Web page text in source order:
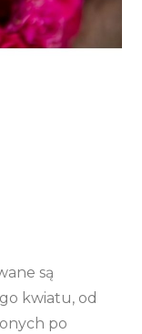
są
kwiatu, od
po